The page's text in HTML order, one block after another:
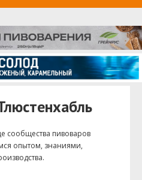
сообщества пивоваров
опытом, знаниями,